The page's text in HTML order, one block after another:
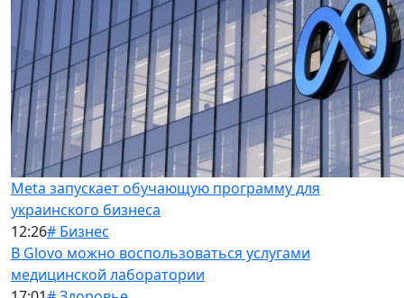
Meta запускает обучающую программу для
украинского бизнеса
12:26# Бизнес
В Glovo можно воспользоваться услугами
медицинской лаборатории